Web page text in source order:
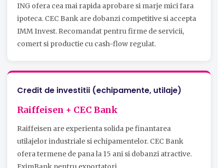
ING ofera cea mai rapida aprobare si marje mici fara
ipoteca. CEC Bank are dobanzi competitive si accepta
IMM Invest. Recomandat pentru firme de servicii,
comert si productie cu cash-flow regulat.
Credit de investitii (echipamente, utilaje)
Raiffeisen + CEC Bank
Raiffeisen are experienta solida pe finantarea
utilajelor industriale si echipamentelor. CEC Bank
ofera termene de pana la 15 ani si dobanzi atractive.